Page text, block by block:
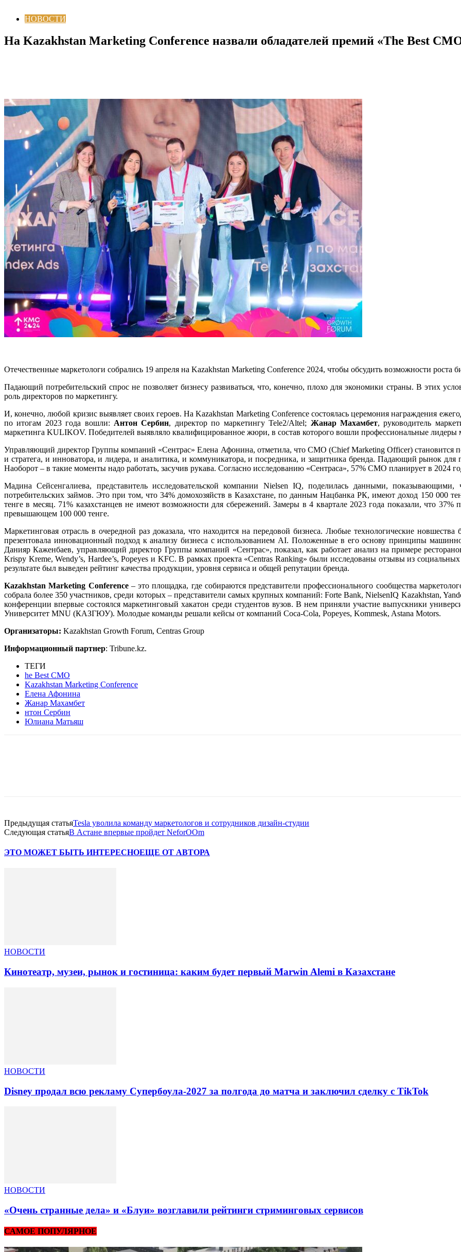
НОВОСТИ
На Kazakhstan Marketing Conference назвали обладателей премий «The Best
Отечественные маркетологи собрались 19 апреля на Kazakhstan Marketing Conference 2024, чтобы обсудить возможности роста
Падающий потребительский спрос не позволяет бизнесу развиваться, что, конечно, плохо для экономики страны. В этих
роль директоров по маркетингу.
И, конечно, любой кризис выявляет своих героев. На Kazakhstan Marketing Conference состоялась церемония награждения
по итогам 2023 года вошли: Антон Сербин, директор по маркетингу Tele2/Altel; Жанар Махамбет, руководитель
маркетинга KULIKOV. Победителей выявляло квалифицированное жюри, в состав которого вошли профессиональные лидеры
Управляющий директор Группы компаний «Сентрас» Елена Афонина, отметила, что СМО (Chief Marketing Officer) становится
и стратега, и инноватора, и лидера, и аналитика, и коммуникатора, и посредника, и защитника бренда. Падающий рынок для
Наоборот – в такие моменты надо работать, засучив рукава. Согласно исследованию «Сентраса», 57% CMO планирует в 2024
Мадина Сейсенгалиева, представитель исследовательской компании Nielsen IQ, поделилась данными,
потребительских займов. Это при том, что 34% домохозяйств в Казахстане, по данным Нацбанка РК, имеют доход 150 000
тенге в месяц. 71% казахстанцев не имеют возможности для сбережений. Замеры в 4 квартале 2023 года показали, что
превышающем 100 000 тенге.
Маркетинговая отрасль в очередной раз доказала, что находится на передовой бизнеса. Любые технологические
презентовала инновационный подход к анализу бизнеса с использованием AI. Положенные в его основу принципы
Данияр Каженбаев, управляющий директор Группы компаний «Сентрас», показал, как работает анализ на примере
Krispy Kreme, Wendy’s, Hardee’s, Popeyes и KFC. В рамках проекта «Centras Ranking» были исследованы отзывы из
результате был выведен рейтинг качества продукции, уровня сервиса и общей репутации бренда.
Kazakhstan Marketing Conference– это площадка, где собираются представители профессионального сообщества
собрала более 350 участников, среди которых – представители самых крупных компаний: Forte Bank, NielsenIQ Kazakhstan,
конференции впервые состоялся маркетинговый хакатон среди студентов вузов. В нем приняли участие выпускники
Университет MNU (КАЗГЮУ). Молодые команды решали кейсы от компаний Coca-Cola, Popeyes, Kommesk, Astana Motors.
Организаторы: Kazakhstan Growth Forum, Centras Group
Информационный партнер: Tribune.kz.
ТЕГИ
he Best CMO
Kazakhstan Marketing Conference
Елена Афонина
Жанар Махамбет
нтон Сербин
Юлиана Матьяш
Предыдущая статьяTesla уволила команду маркетологов и сотрудников дизайн-студии
Следующая статьяВ Астане впервые пройдет NeforOOm
ЭТО МОЖЕТ БЫТЬ ИНТЕРЕСНОЕЩЕ ОТ АВТОРА
НОВОСТИ
Кинотеатр, музеи, рынок и гостиница: каким будет первый Marwin Alemi в Казахстане
НОВОСТИ
Disney продал всю рекламу Супербоула-2027 за полгода до матча и заключил сделку с TikTok
НОВОСТИ
«Очень странные дела» и «Блуи» возглавили рейтинги стриминговых сервисов
САМОЕ ПОПУЛЯРНОЕ